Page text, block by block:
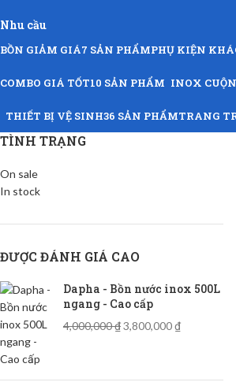
Nhu cầu
BỒN GIẢM GIÁ7 SẢN PHẨMPHỤ KIỆN
COMBO GIÁ TỐT10 SẢN PHẨM INOX CUỘN
THIẾT BỊ VỆ SINH36 SẢN PHẨMTRANG
TÌNH TRẠNG
On sale
In stock
ĐƯỢC ĐÁNH GIÁ CAO
Dapha - Bồn nước inox 500L
ngang - Cao cấp
4,000,000₫3,800,000₫